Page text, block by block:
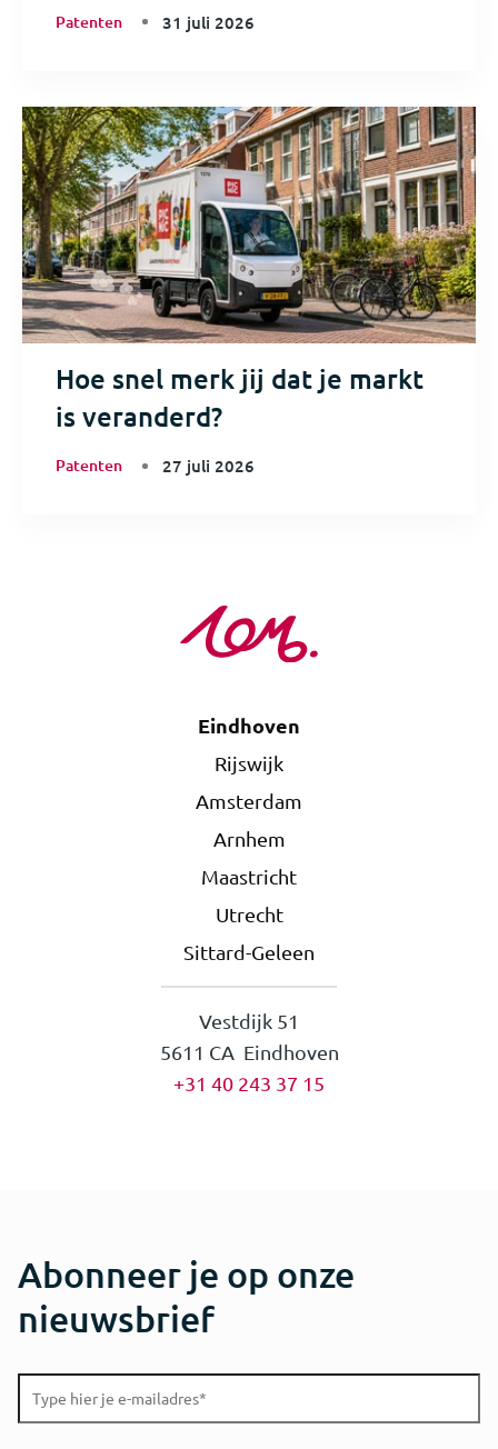
Patenten 31 juli 2026
Hoe snel merk jij dat je markt
is veranderd?
Patenten 27 juli 2026
Eindhoven
Rijswijk
Amsterdam
Arnhem
Maastricht
Utrecht
Sittard-Geleen
Vestdijk 51
5611 CA Eindhoven
+31 40 243 37 15
Abonneer je op onze
nieuwsbrief